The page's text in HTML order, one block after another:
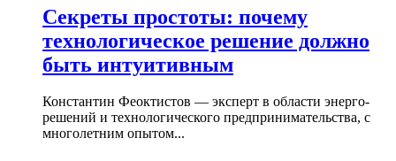
Секреты простоты: почему
технологическое решение должно
быть интуитивным
Константин Феоктистов — эксперт в области энерго-
решений и технологического предпринимательства, с
многолетним опытом...